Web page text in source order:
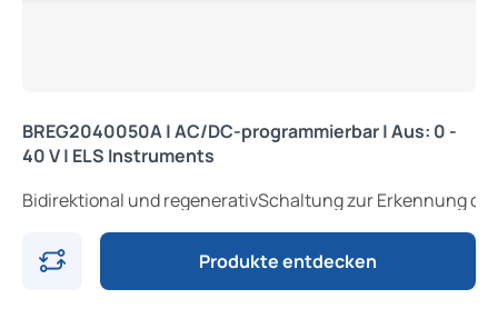
BREG2040050A | AC/DC-programmierbar | Aus: 0 -
40 V | ELS Instruments
Bidirektional und regenerativSchaltung
Produkte entdecken